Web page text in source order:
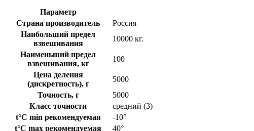
Параметр
Страна производитель
Россия
Наибольший предел
взвешивания
10000 кг.
Наименьший предел
взвешивания, кг
100
Цена деления
(дискретность), г
5000
Точность, г
5000
Класс точности
средний (3)
t°C min рекомендуемая
-10°
t°C max рекомендуемая
40°